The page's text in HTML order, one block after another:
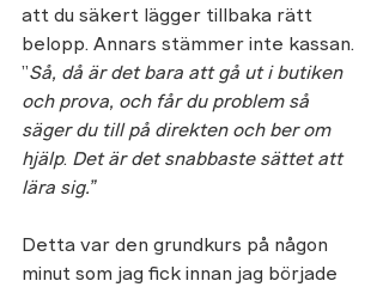
att du säkert lägger tillbaka rätt
belopp. Annars stämmer inte kassan.
”Så, då är det bara att gå ut i butiken
och prova, och får du problem så
säger du till på direkten och ber om
hjälp. Det är det snabbaste sättet att
lära sig.”
Detta var den grundkurs på någon
minut som jag fick innan jag började